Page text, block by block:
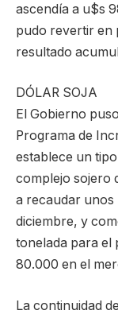
ascendía a u$s
pudo revertir en
resultado
DÓLAR SOJA
El Gobierno
Programa de
establece un
complejo sojero
a recaudar unos
diciembre, y
tonelada para el
80.000 en el
La continuidad